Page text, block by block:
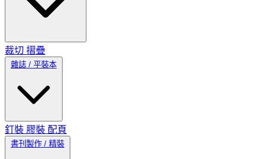
裁切 摺疊
雜誌 / 平裝本
釘裝 膠裝 配頁
書刊製作 / 精裝